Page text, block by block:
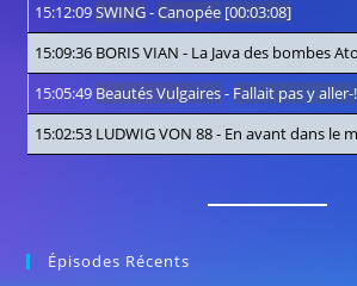
15:12:09SWING-Canopée [00:03:08]
15:09:36 BORIS VIAN - La Java des bombes
15:05:49 Beautés Vulgaires- Fallait pas y aller-!
15:02:53 LUDWIG VON 88- En avant dans le
Épisodes Récents